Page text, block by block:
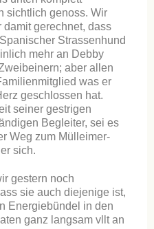
sichtlich genoss. Wir
damit gerechnet, dass
Strassenhund
mehr an Debby
aber allen
was er
geschlossen hat.
seiner gestrigen
Begleiter, sei es
Weg zum Mülleimer-
sich.
gestern noch
sie auch diejenige ist,
Energiebündel in den
ganz langsam vllt an